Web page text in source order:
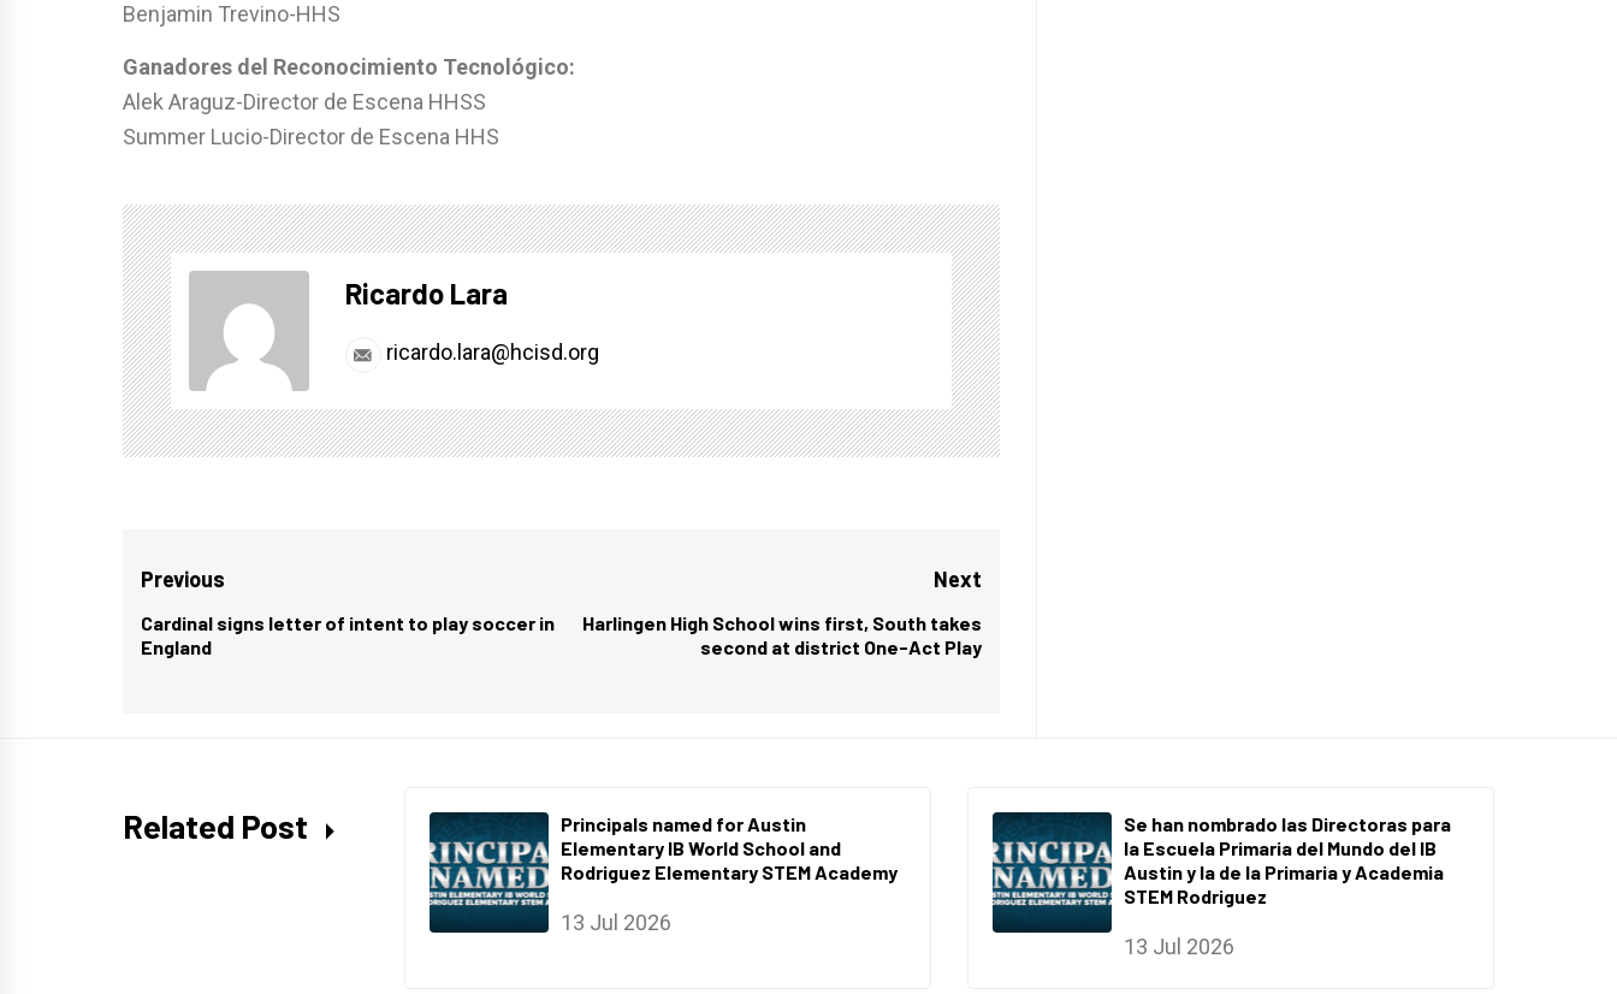
Benjamin Trevino-HHS
Ganadores del Reconocimiento Tecnológico:
Alek Araguz-Director de Escena HHSS
Summer Lucio-Director de Escena HHS
Ricardo Lara
ricardo.lara@hcisd.org
Post
navigation
Previous
Previous
post:
Cardinal signs letter of intent to play soccer in
England
Next
Next
Harlingen High School wins first, South takes
second at district One-Act Play
Related Post
Principals named for Austin
Elementary IB World School and
Rodriguez Elementary STEM Academy
13 Jul 2026
Se han nombrado las Directoras para
la Escuela Primaria del Mundo del IB
Austin y la de la Primaria y Academia
STEM Rodriguez
13 Jul 2026